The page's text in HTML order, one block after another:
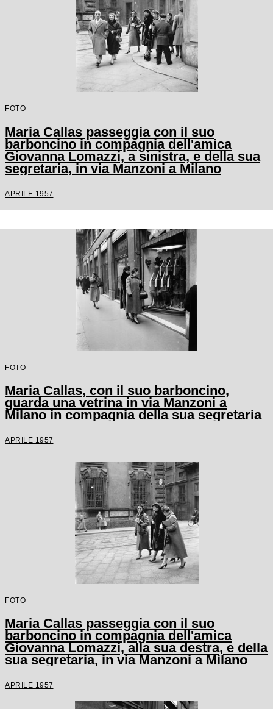
FOTO
Maria Callas passeggia con il suo
barboncino in compagnia dell'amica
Giovanna Lomazzi, a sinistra, e della sua
segretaria, in via Manzoni a Milano
APRILE 1957
FOTO
Maria Callas, con il suo barboncino,
guarda una vetrina in via Manzoni a
Milano in compagnia della sua segretaria
APRILE 1957
FOTO
Maria Callas passeggia con il suo
barboncino in compagnia dell'amica
Giovanna Lomazzi, alla sua destra, e della
sua segretaria, in via Manzoni a Milano
APRILE 1957